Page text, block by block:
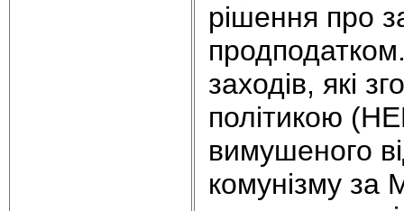
рішення про
заходів, які
політикою
вимушеного
комунізму за